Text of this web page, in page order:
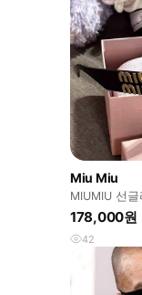
Miu Miu
MIUMIU 선
/ 블랙
178,000원
42